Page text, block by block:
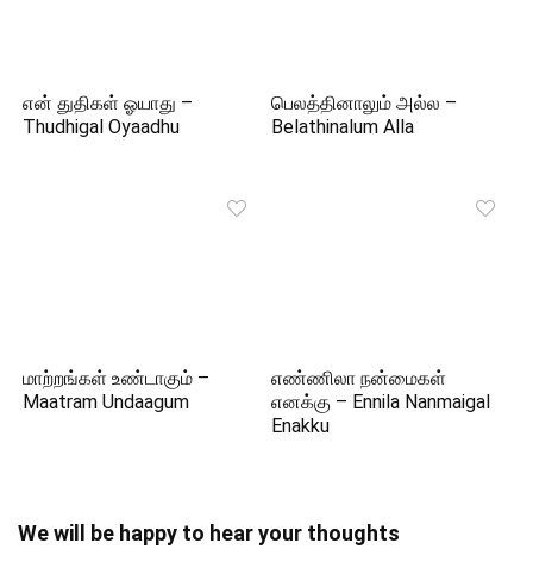
என் துதிகள் ஓயாது –
Thudhigal Oyaadhu
பெலத்தினாலும் அல்ல –
Belathinalum Alla
மாற்றங்கள் உண்டாகும் –
Maatram Undaagum
எண்ணிலா நன்மைகள்
எனக்கு – Ennila Nanmaigal
Enakku
We will be happy to hear your thoughts